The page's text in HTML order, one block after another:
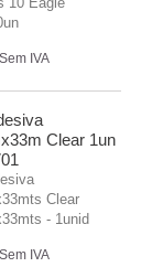
Sem IVA
Clear 1un
Clear
- 1unid
Sem IVA